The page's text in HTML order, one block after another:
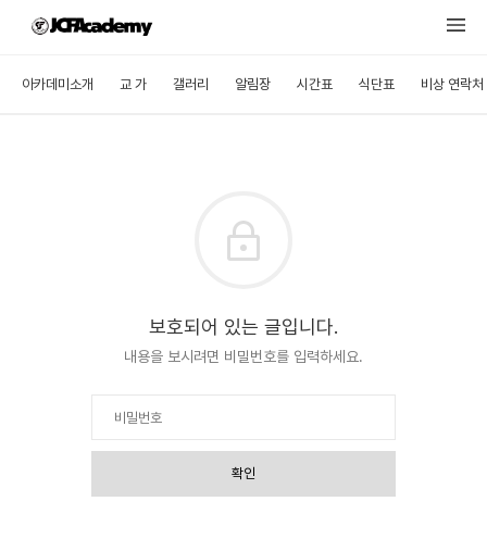
아카데미소개 교 가 갤러리 알림장 시간표 식단표 비상 연락처
보호되어 있는 글입니다.
내용을 보시려면 비밀번호를 입력하세요.
확인